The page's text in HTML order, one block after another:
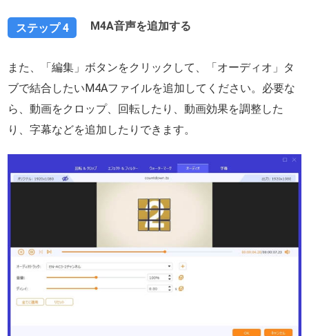
ステップ 4 M4A音声を追加する
また、「編集」ボタンをクリックして、「オーディオ」タ
ブで結合したいM4Aファイルを追加してください。必要な
ら、動画をクロップ、回転したり、動画効果を調整した
り、字幕などを追加したりできます。